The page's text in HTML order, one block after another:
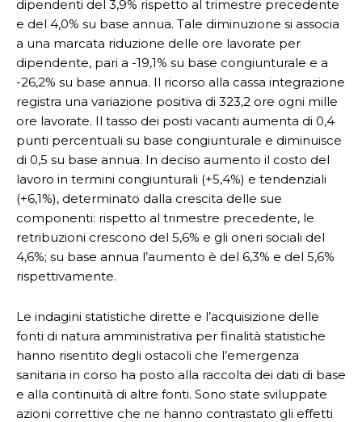
dipendenti del 3,9% rispetto al trimestre precedente
e del 4,0% su base annua. Tale diminuzione si associa
a una marcata riduzione delle ore lavorate per
dipendente, pari a -19,1% su base congiunturale e a
-26,2% su base annua. Il ricorso alla cassa integrazione
registra una variazione positiva di 323,2 ore ogni mille
ore lavorate. Il tasso dei posti vacanti aumenta di 0,4
punti percentuali su base congiunturale e diminuisce
di 0,5 su base annua. In deciso aumento il costo del
lavoro in termini congiunturali (+5,4%) e tendenziali
(+6,1%), determinato dalla crescita delle sue
componenti: rispetto al trimestre precedente, le
retribuzioni crescono del 5,6% e gli oneri sociali del
4,6%; su base annua l’aumento è del 6,3% e del 5,6%
rispettivamente.
Le indagini statistiche dirette e l’acquisizione delle
fonti di natura amministrativa per finalità statistiche
hanno risentito degli ostacoli che l’emergenza
sanitaria in corso ha posto alla raccolta dei dati di base
e alla continuità di altre fonti. Sono state sviluppate
azioni correttive che ne hanno contrastato gli effetti